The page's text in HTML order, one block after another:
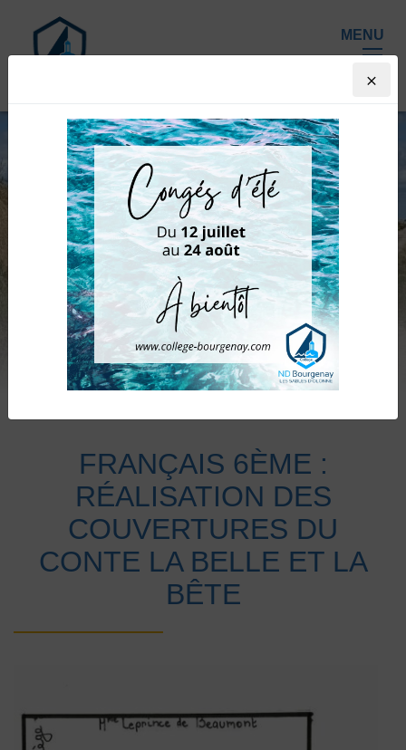
FRANÇAIS 6ÈME :
RÉALISATION DES
COUVERTURES DU
CONTE LA BELLE ET LA
BÊTE